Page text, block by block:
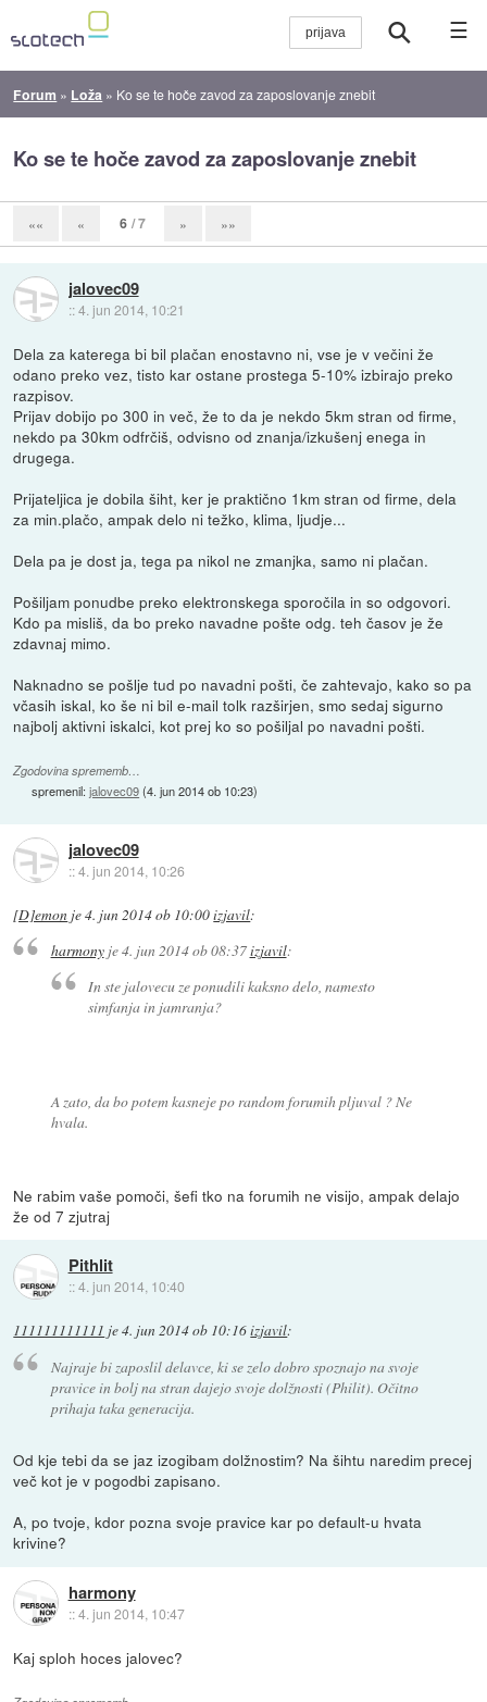
☰
Forum » Loža » Ko se te hoče zavod za zaposlovanje znebit
Ko se te hoče zavod za zaposlovanje znebit
«« « 6 / 7 » »»
jalovec09
::4. jun 2014, 10:21
Dela za katerega bi bil plačan enostavno ni, vse je v večini že
odano preko vez, tisto kar ostane prostega 5-10% izbirajo preko
razpisov.
Prijav dobijo po 300 in več, že to da je nekdo 5km stran od firme,
nekdo pa 30km odfrčiš, odvisno od znanja/izkušenj enega in
drugega.
Prijateljica je dobila šiht, ker je praktično 1km stran od firme, dela
za min.plačo, ampak delo ni težko, klima, ljudje...
Dela pa je dost ja, tega pa nikol ne zmanjka, samo ni plačan.
Pošiljam ponudbe preko elektronskega sporočila in so odgovori.
Kdo pa misliš, da bo preko navadne pošte odg. teh časov je že
zdavnaj mimo.
Naknadno se pošlje tud po navadni pošti, če zahtevajo, kako so pa
včasih iskal, ko še ni bil e-mail tolk razširjen, smo sedaj sigurno
najbolj aktivni iskalci, kot prej ko so pošiljal po navadni pošti.
Zgodovina sprememb…
spremenil:jalovec09(4. jun 2014 ob 10:23)
jalovec09
::4. jun 2014, 10:26
[D]emon je4. jun 2014 ob 10:00izjavil:
harmonyje4. jun 2014 ob 08:37izjavil:
In ste jalovecu ze ponudili kaksno delo, namesto
simfanja in jamranja?
A zato, da bo potem kasneje po random forumih pljuval ? Ne
hvala.
Ne rabim vaše pomoči, šefi tko na forumih ne visijo, ampak delajo
že od 7 zjutraj
Pithlit
::4. jun 2014, 10:40
111111111111 je4. jun 2014 ob 10:16izjavil:
Najraje bi zaposlil delavce, ki se zelo dobro spoznajo na svoje
pravice in bolj na stran dajejo svoje dolžnosti (Philit). Očitno
prihaja taka generacija.
Od kje tebi da se jaz izogibam dolžnostim? Na šihtu naredim precej
več kot je v pogodbi zapisano.
A, po tvoje, kdor pozna svoje pravice kar po default-u hvata
krivine?
harmony
::4. jun 2014, 10:47
Kaj sploh hoces jalovec?